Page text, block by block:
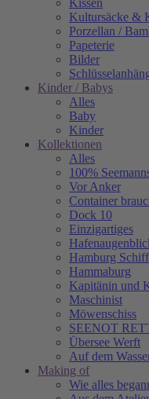
Kissen
Kultursäcke &
Porzellan /
Papeterie
Bilder
Kinder / Babys
Alles
Baby
Kinder
Kollektionen
Alles
100%
Vor Anker
Container
Dock 10
Einzigartiges
Hamburg
Hammaburg
Kapitänin und
Maschinist
Möwenschiss
SEENOT
Übersee Werft
Auf dem
Making of
Wie alles